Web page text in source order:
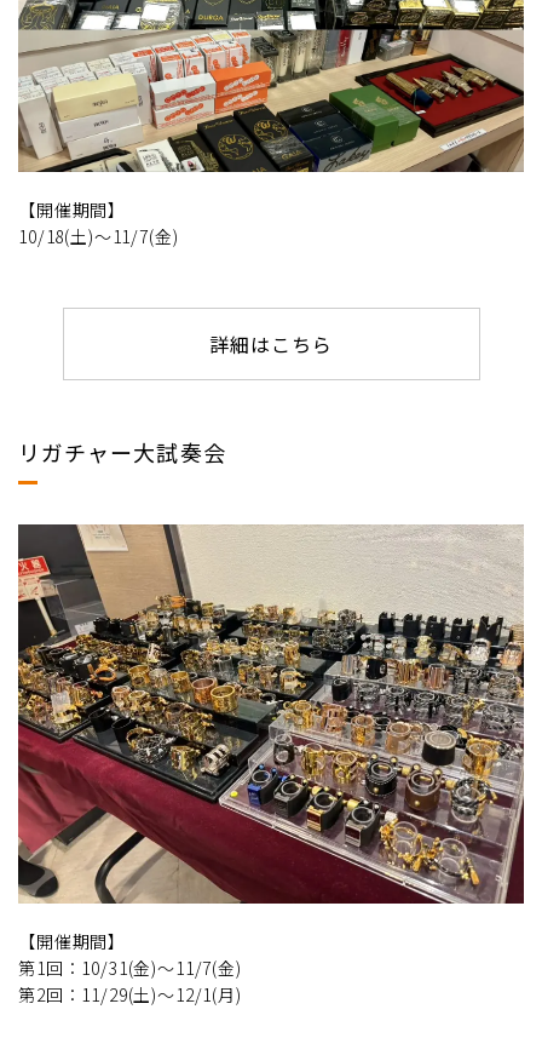
【開催期間】
10/18(土)～11/7(金)
詳細はこちら
リガチャー大試奏会
【開催期間】
第1回：10/31(金)～11/7(金)
第2回：11/29(土)～12/1(月)